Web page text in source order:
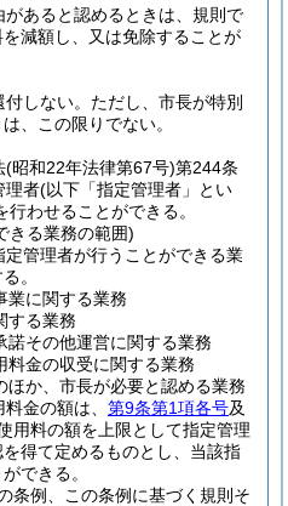
あると認めるときは、規則で
減額し、又は免除することが
しない。 ただし、市長が特別
、この限りでない。
(昭和22年法律第67号)第244条
理者(以下「指定管理者」とい
わせることができる。
きる業務の範囲)
定管理者が行うことができる業
。
業に関する業務
する業務
諾その他運営に関する業務
料金の収受に関する業務
ほか、市長が必要と認める業務
金の額は、 第9条第1項各号及
用料の額を上限として指定管理
得て定めるものとし、当該指
できる。
条例、この条例に基づく規則そ